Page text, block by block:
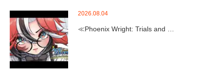
2026.08.04
≪Phoenix Wright: Trials and …